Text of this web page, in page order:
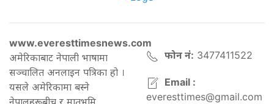
www.everesttimesnews.com
अमेरिकाबाट नेपाली भाषामा
सञ्चालित अनलाइन पत्रिका हो ।
यसले अमेरिकामा बस्ने
फोन नं: 3477411522
Email :
everesttimes@gmail.com